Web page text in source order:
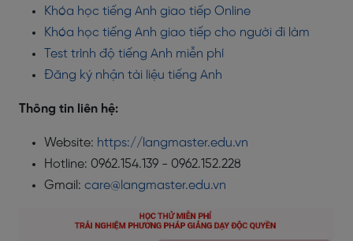
Khóa học tiếng Anh giao tiếp Online
Khóa học tiếng Anh giao tiếp cho người đi làm
Test trình độ tiếng Anh miễn phí
Đăng ký nhận tài liệu tiếng Anh
Thông tin liên hệ:
Website: https://langmaster.edu.vn
Hotline: 0962.154.139 - 0962.152.228
Gmail: care@langmaster.edu.vn